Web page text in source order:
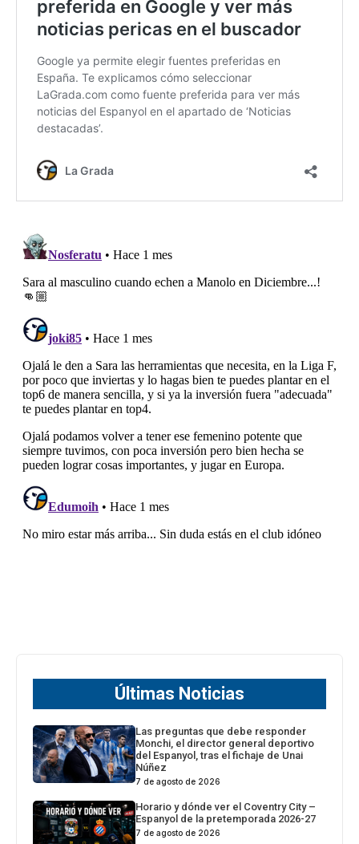
Últimas Noticias
Las preguntas que debe responder
Monchi, el director general deportivo
del Espanyol, tras el fichaje de Unai
Núñez
7 de agosto de 2026
Horario y dónde ver el Coventry City –
Espanyol de la pretemporada 2026-27
7 de agosto de 2026